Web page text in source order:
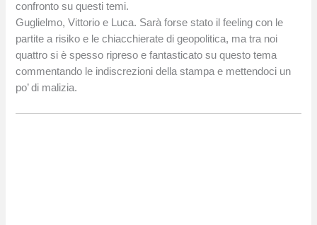
confronto su questi temi.
Guglielmo, Vittorio e Luca. Sarà forse stato il feeling con le
partite a risiko e le chiacchierate di geopolitica, ma tra noi
quattro si è spesso ripreso e fantasticato su questo tema
commentando le indiscrezioni della stampa e mettendoci un
po’ di malizia.